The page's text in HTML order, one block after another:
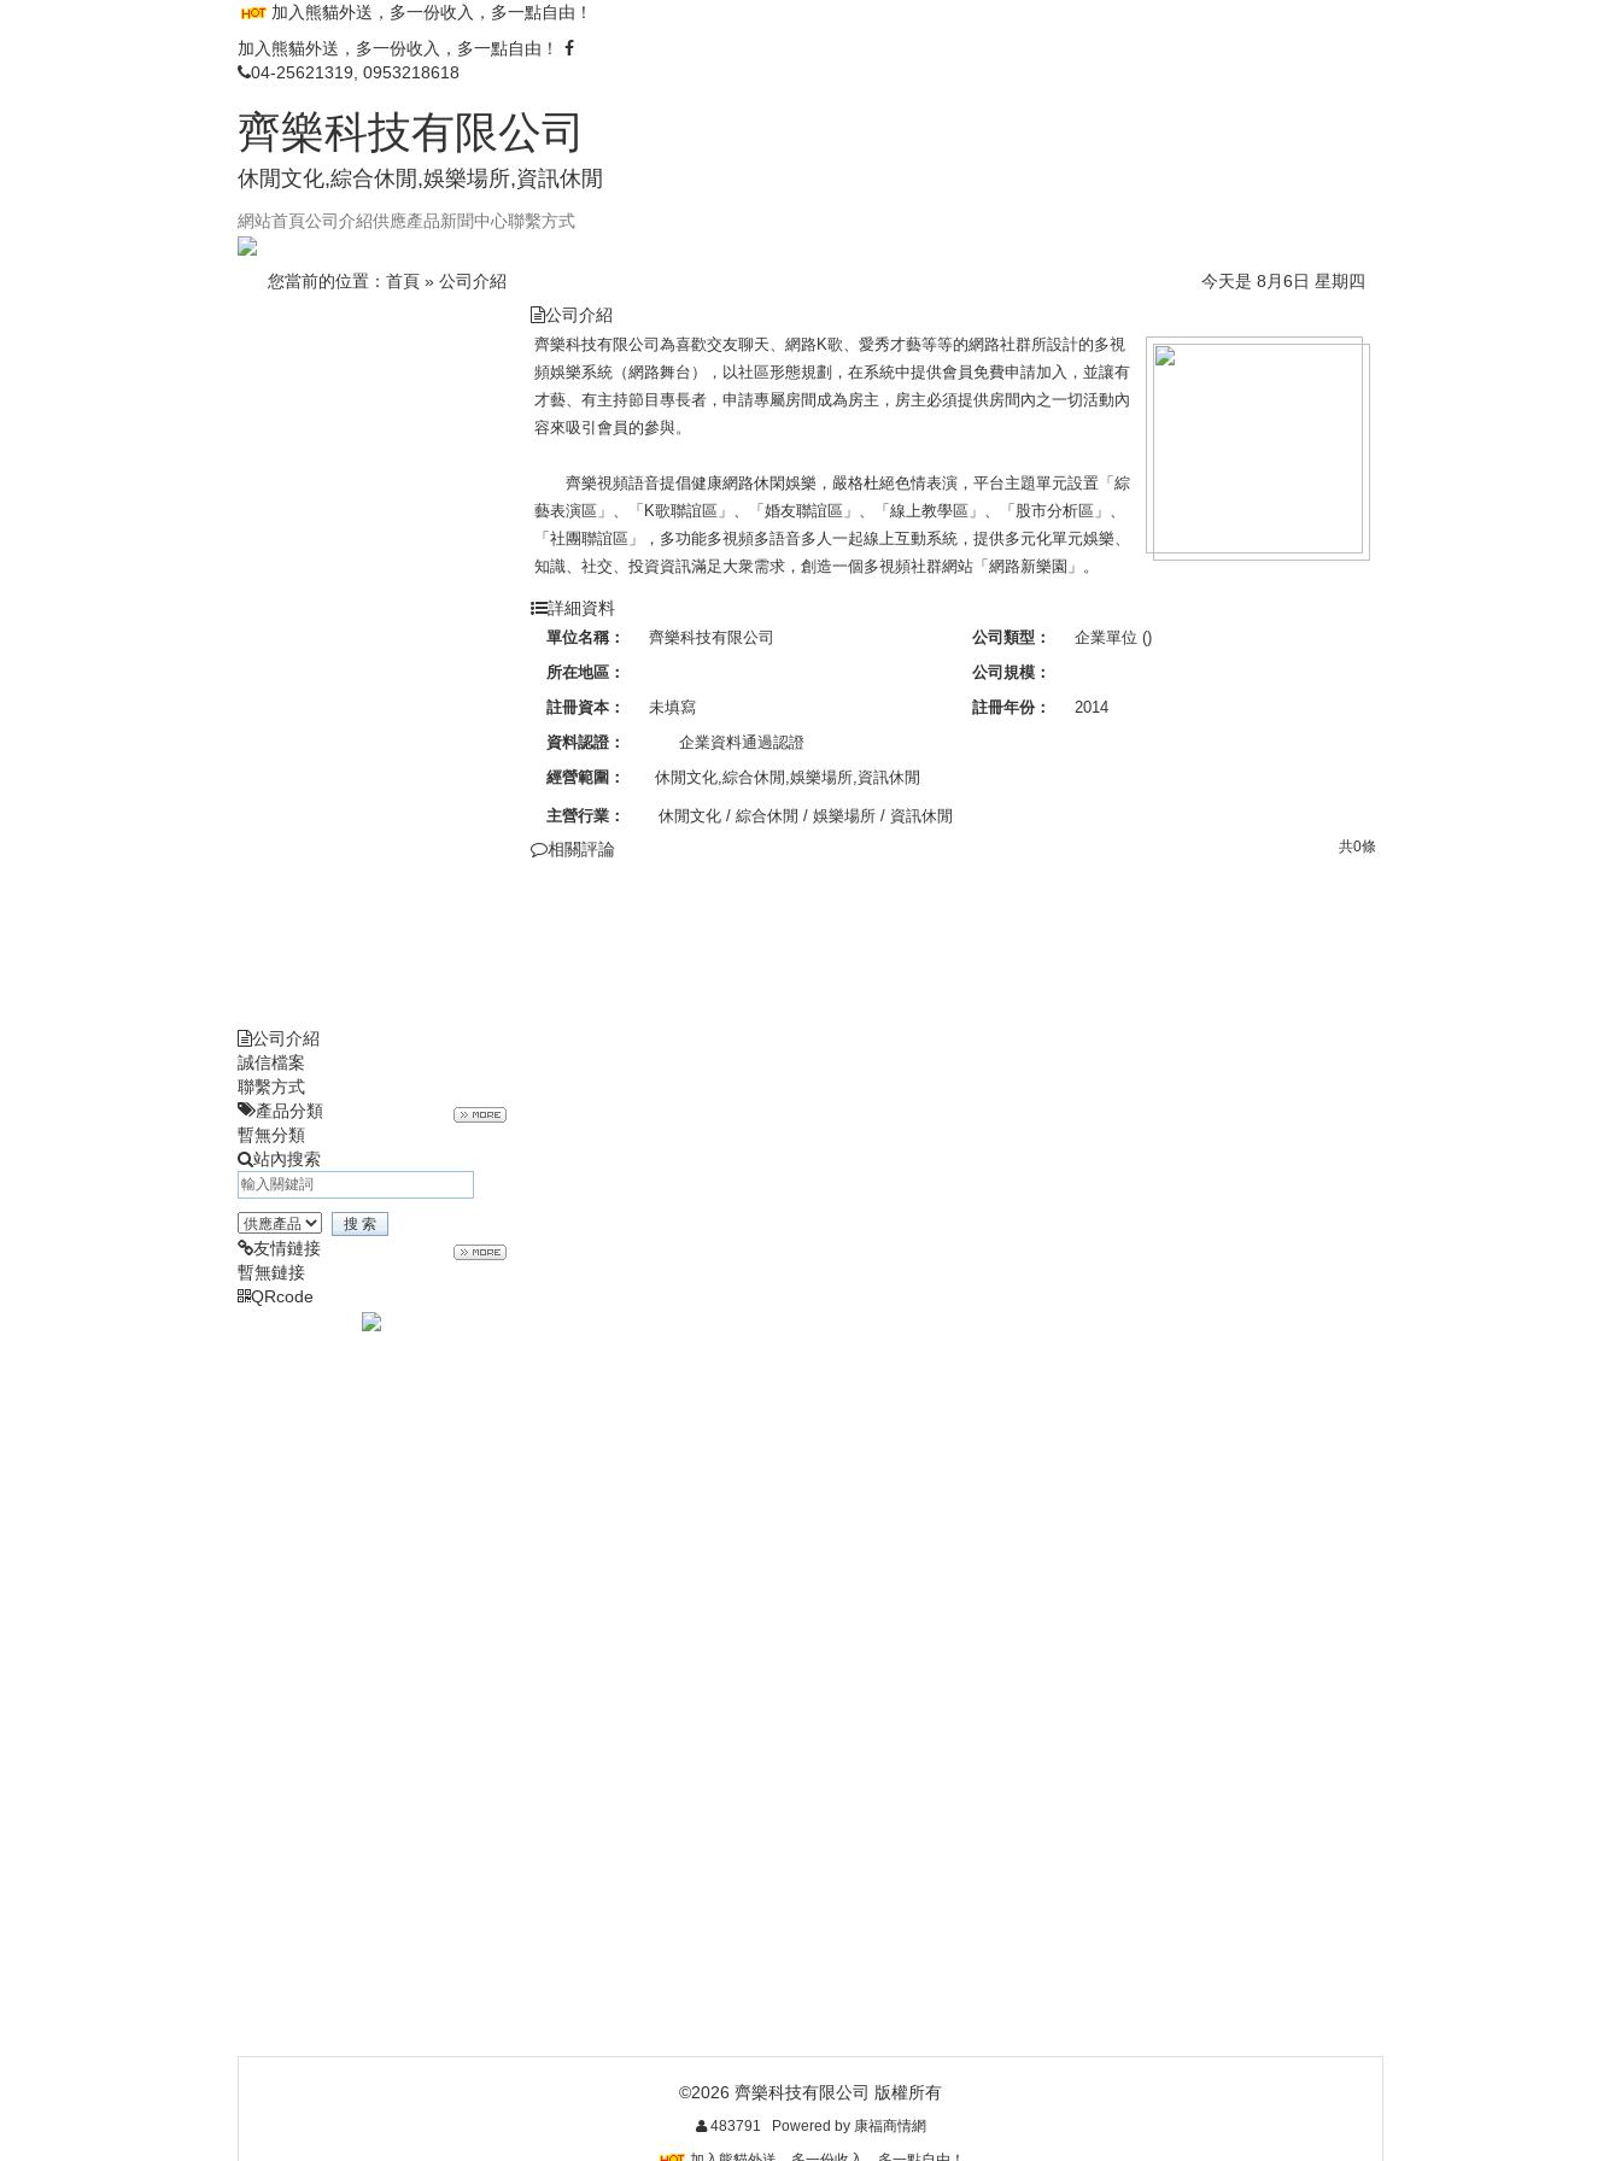
加入熊貓外送，多一份收入，多一點自由！
加入熊貓外送，多一份收入，多一點自由！
04-25621319, 0953218618
齊樂科技有限公司
休閒文化,綜合休閒,娛樂場所,資訊休閒
網站首頁公司介紹供應產品新聞中心聯繫方式
今天是 8月6日 星期四
您當前的位置： 首頁 » 公司介紹
公司介紹
誠信檔案
聯繫方式
產品分類
暫無分類
站內搜索
友情鏈接
暫無鏈接
QRcode
公司介紹
齊樂科技有限公司為喜歡交友聊天、網路K歌、愛秀才藝等等的網路社群所設計的多視
頻娛樂系統（網路舞台），以社區形態規劃，在系統中提供會員免費申請加入，並讓有
才藝、有主持節目專長者，申請專屬房間成為房主，房主必須提供房間內之一切活動內
容來吸引會員的參與。
齊樂視頻語音提倡健康網路休閑娛樂，嚴格杜絕色情表演，平台主題單元設置「綜
藝表演區」、「K歌聯誼區」、「婚友聯誼區」、「線上教學區」、「股市分析區」、
「社團聯誼區」，多功能多視頻多語音多人一起線上互動系統，提供多元化單元娛樂、
知識、社交、投資資訊滿足大衆需求，創造一個多視頻社群網站「網路新樂園」。
詳細資料
單位名稱：
齊樂科技有限公司
所在地區：
註冊資本：
未填寫
公司類型：
企業單位 ()
公司規模：
註冊年份：
2014
資料認證：
企業資料通過認證
經營範圍：
休閒文化,綜合休閒,娛樂場所,資訊休閒
主營行業： 休閒文化/ 綜合休閒 / 娛樂場所/ 資訊休閒
共0條
相關評論
©2026 齊樂科技有限公司 版權所有
483791 Powered by 康福商情網